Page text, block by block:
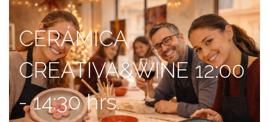
CERÁMICA
CREATIVA&WINE 12:00
- 14:30 hrs.